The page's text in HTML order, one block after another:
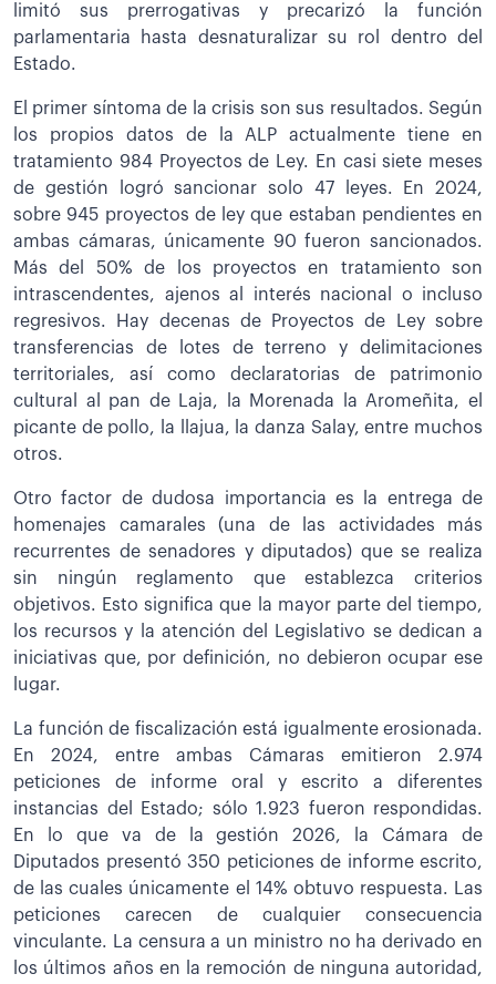
limitó sus prerrogativas y precarizó la función
parlamentaria hasta desnaturalizar su rol dentro del
Estado.
El primer síntoma de la crisis son sus resultados. Según
los propios datos de la ALP actualmente tiene en
tratamiento 984 Proyectos de Ley. En casi siete meses
de gestión logró sancionar solo 47 leyes. En 2024,
sobre 945 proyectos de ley que estaban pendientes en
ambas cámaras, únicamente 90 fueron sancionados.
Más del 50% de los proyectos en tratamiento son
intrascendentes, ajenos al interés nacional o incluso
regresivos. Hay decenas de Proyectos de Ley sobre
transferencias de lotes de terreno y delimitaciones
territoriales, así como declaratorias de patrimonio
cultural al pan de Laja, la Morenada la Aromeñita, el
picante de pollo, la llajua, la danza Salay, entre muchos
otros.
Otro factor de dudosa importancia es la entrega de
homenajes camarales (una de las actividades más
recurrentes de senadores y diputados) que se realiza
sin ningún reglamento que establezca criterios
objetivos. Esto significa que la mayor parte del tiempo,
los recursos y la atención del Legislativo se dedican a
iniciativas que, por definición, no debieron ocupar ese
lugar.
La función de fiscalización está igualmente erosionada.
En 2024, entre ambas Cámaras emitieron 2.974
peticiones de informe oral y escrito a diferentes
instancias del Estado; sólo 1.923 fueron respondidas.
En lo que va de la gestión 2026, la Cámara de
Diputados presentó 350 peticiones de informe escrito,
de las cuales únicamente el 14% obtuvo respuesta. Las
peticiones carecen de cualquier consecuencia
vinculante. La censura a un ministro no ha derivado en
los últimos años en la remoción de ninguna autoridad,